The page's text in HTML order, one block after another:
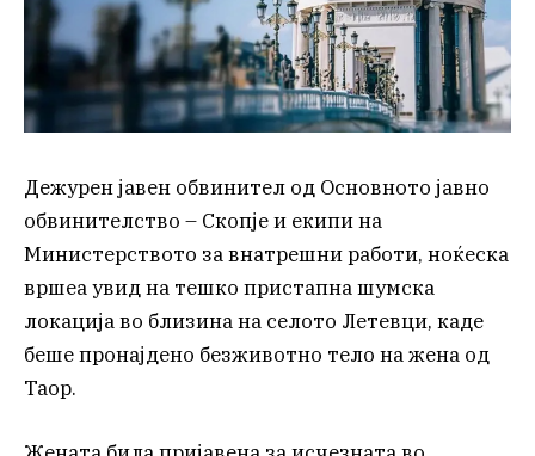
Дежурен јавен обвинител од Основното јавно
обвинителство – Скопје и екипи на
Министерството за внатрешни работи, ноќеска
вршеа увид на тешко пристапна шумска
локација во близина на селото Летевци, каде
беше пронајдено безживотно тело на жена од
Таор.